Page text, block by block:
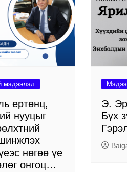
мэдээлэл
ертөнц,
нууцыг
нөгөө үе
онгоц…
Э.
Бүх